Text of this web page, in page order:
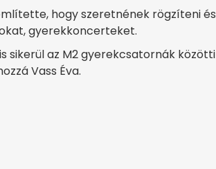
hogy szeretnének rögzíteni és
gyerekkoncerteket.
sikerül az M2 gyerekcsatornák közötti
Vass Éva.